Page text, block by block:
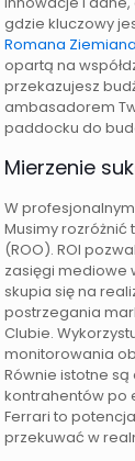
gdzie kluczowy
Romana Ziemiana
opartą na
przekazujesz
ambasadorem
paddocku do
Mierzenie
W
Musimy rozróżnić
(ROO). ROI
zasięgi mediowe
skupia się na
postrzegania
Clubie.
monitorowania
Równie istotne
kontrahentów po
Ferrari to
przekuwać w